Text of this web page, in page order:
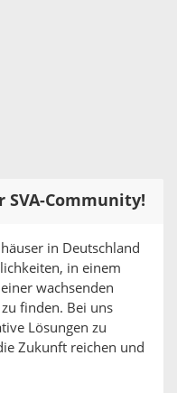
SVA-Community!
in Deutschland
in einem
wachsenden
finden. Bei uns
Lösungen zu
Zukunft reichen und